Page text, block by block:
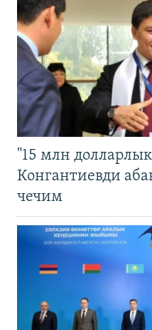
"15 млн
Конгантиевди
чечим